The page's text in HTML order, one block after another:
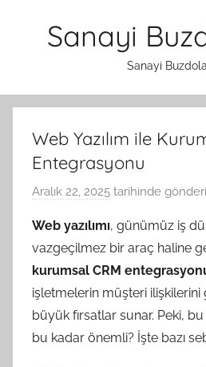
Sanayi
Sanayi
Web Yazılım ile
Entegrasyonu
Aralık 22, 2025 tarihinde
Web yazılımı, günümüz iş
vazgeçilmez bir araç haline
kurumsal CRM
işletmelerin müşteri ilişkilerini
büyük fırsatlar sunar. Peki,
bu kadar önemli? İşte bazı